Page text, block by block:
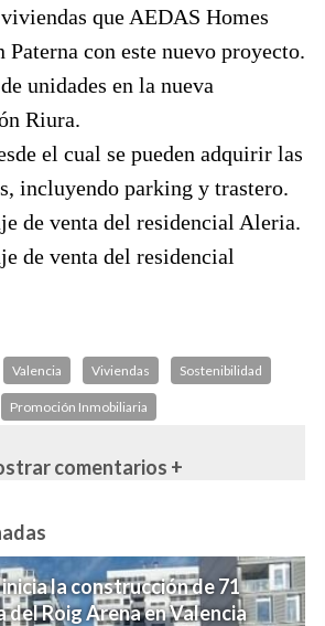
que AEDAS Homes
Paterna con este nuevo proyecto.
unidades en la nueva
Riura.
el cual se pueden adquirir las
incluyendo parking y trastero.
de venta del residencial Aleria.
de venta del residencial
Valencia Viviendas Sostenibilidad
Promoción Inmobiliaria
comentarios +
la construcción de 71
del Roig Arena en Valencia